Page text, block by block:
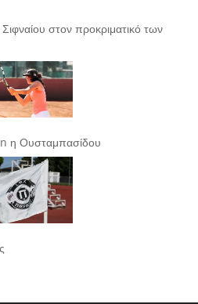
στον προκριματικό των
η Ουσταμπασίδου